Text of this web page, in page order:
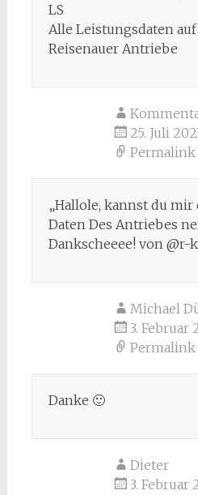
LS
Alle Leistungsdaten auf
Reisenauer Antriebe
25. Juli
Permalink
„Hallole, kannst du mir
Daten Des Antriebes
Dankscheeee! von @r-
Michael
3. Februar
Permalink
Danke 🙂
Dieter
3. Februar